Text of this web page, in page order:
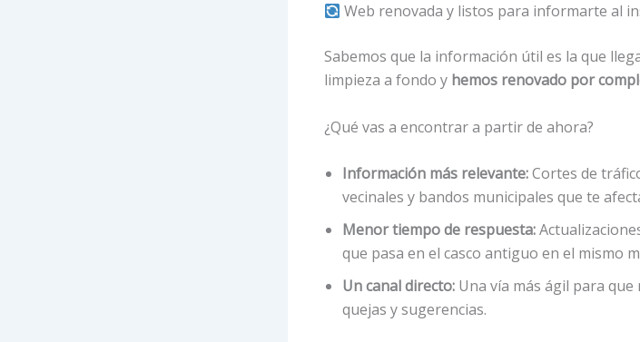
Web renovada y listos para informarte al
Sabemos que la información útil es la que
limpieza a fondo y hemos renovado por
¿Qué vas a encontrar a partir de ahora?
Información más relevante:Cortes de
vecinales y bandos municipales que te
Menor tiempo de respuesta:
que pasa en el casco antiguo en el mismo
Un canal directo: Una vía más ágil para
quejas y sugerencias.